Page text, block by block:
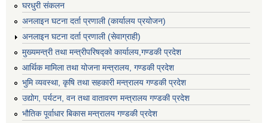
घरधुरी संकलन
अनलाइन घटना दर्ता प्रणाली (कार्यालय प्रयोजन)
अनलाइन घटना दर्ता प्रणाली (सेवाग्राही)
मुख्यमन्त्री तथा मन्त्रीपरिषद्को कार्यालय,गण्डकी प्रदेश
आर्थिक मामिला तथा योजना मन्त्रालय, गण्डकी प्रदेश
भुमि व्यवस्था, कृषि तथा सहकारी मन्त्रालय गण्डकी प्रदेश
उद्योग, पर्यटन, वन तथा वातावरण मन्त्रालय गण्डकी प्रदेश
भौतिक पूर्वाधार बिकास मन्त्रालय गण्डकी प्रदेश